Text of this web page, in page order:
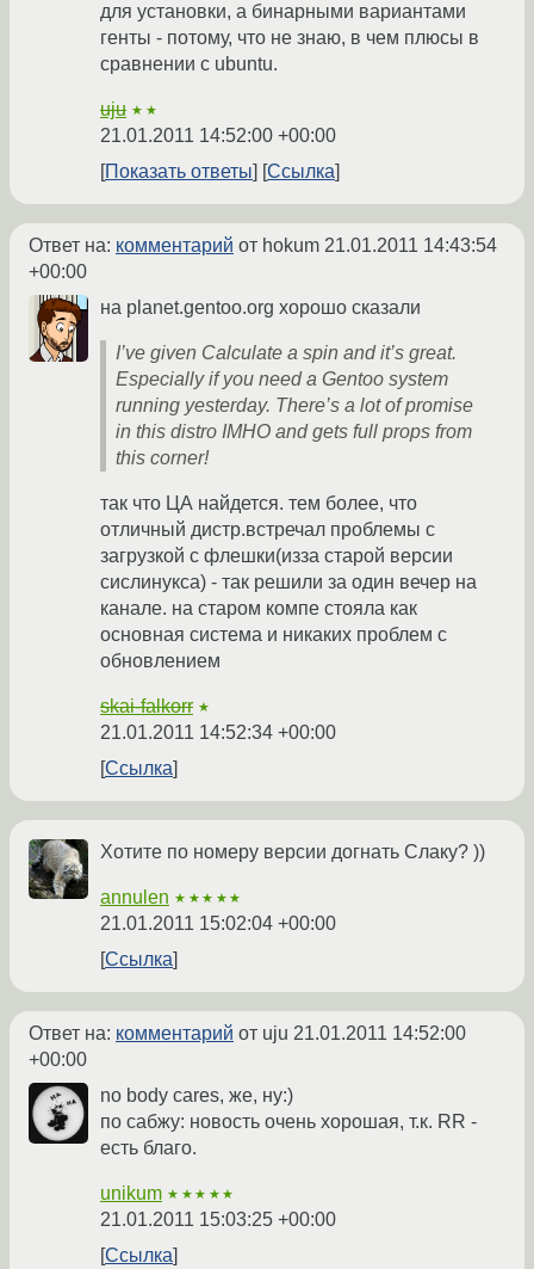
для установки, а бинарными вариантами
генты - потому, что не знаю, в чем плюсы в
сравнении с ubuntu.
uju ★★
21.01.2011 14:52:00 +00:00
Показать ответы
Ссылка
Ответ на: комментарий от hokum 21.01.2011 14:43:54
+00:00
на planet.gentoo.org хорошо сказали
I’ve given Calculate a spin and it’s great.
Especially if you need a Gentoo system
running yesterday. There’s a lot of promise
in this distro IMHO and gets full props from
this corner!
так что ЦА найдется. тем более, что
отличный дистр.встречал проблемы с
загрузкой с флешки(изза старой версии
сислинукса) - так решили за один вечер на
канале. на старом компе стояла как
основная система и никаких проблем с
обновлением
skai-falkorr ★
21.01.2011 14:52:34 +00:00
Ссылка
Хотите по номеру версии догнать Слаку? ))
annulen ★★★★★
21.01.2011 15:02:04 +00:00
Ссылка
Ответ на: комментарий от uju 21.01.2011 14:52:00
+00:00
no body cares, же, ну:)
по сабжу: новость очень хорошая, т.к. RR -
есть благо.
unikum ★★★★★
21.01.2011 15:03:25 +00:00
Ссылка